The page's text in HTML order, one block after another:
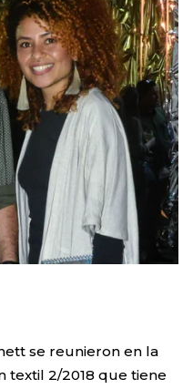
se reunieron en la
textil 2/2018 que tiene